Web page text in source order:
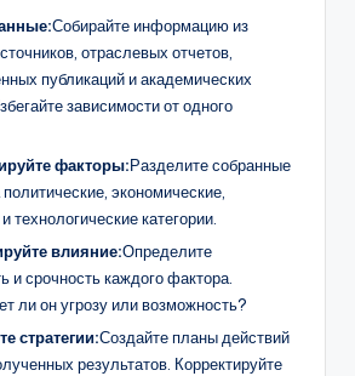
Собирайте информацию из
отраслевых отчетов,
публикаций и академических
зависимости от одного
факторы:Разделите собранные
экономические,
технологические категории.
влияние:Определите
и срочность каждого фактора.
ли он угрозу или возможность?
стратегии:Создайте планы действий
результатов. Корректируйте